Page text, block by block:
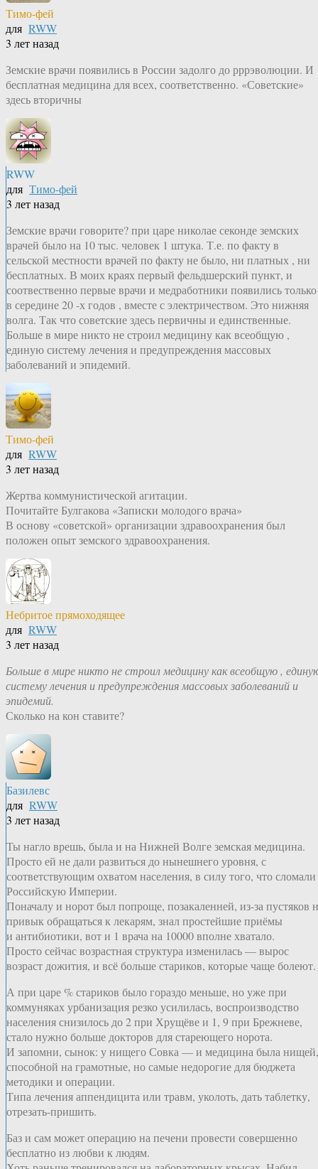
Тимо-фей
для RWW
3 лет назад
Земские врачи появились в России задолго до рррэволюции. И
бесплатная медицина для всех, соответственно. «Советские»
здесь вторичны
RWW
для Тимо-фей
3 лет назад
Земские врачи говорите? при царе николае секонде земских
врачей было на 10 тыс. человек 1 штука. Т.е. по факту в
сельской местности врачей по факту не было, ни платных , ни
бесплатных. В моих краях первый фельдшерский пункт, и
соотвественно первые врачи и медработники появились только
в середине 20 -х годов , вместе с электричеством. Это нижняя
волга. Так что советские здесь первичны и единственные.
Больше в мире никто не строил медицину как всеобщую ,
единую систему лечения и предупреждения массовых
заболеваний и эпидемий.
Тимо-фей
для RWW
3 лет назад
Жертва коммунистической агитации.
Почитайте Булгакова «Записки молодого врача»
В основу «советской» организации здравоохранения был
положен опыт земского здравоохранения.
Небритое прямоходящее
для RWW
3 лет назад
Больше в мире никто не строил медицину как всеобщую ,
систему лечения и предупреждения массовых заболеваний и
эпидемий.
Сколько на кон ставите?
Базилевс
для RWW
3 лет назад
Ты нагло врешь, была и на Нижней Волге земская медицина.
Просто ей не дали развиться до нынешнего уровня, с
соответствующим охватом населения, в силу того, что сломали
Российскую Империи.
Поначалу и норот был попроще, позакаленней, из-за пустяков
привык обращаться к лекарям, знал простейшие приёмы
и антибиотики, вот и 1 врача на 10000 вполне хватало.
Просто сейчас возрастная структура изменилась — вырос
возраст дожития, и всё больше стариков, которые чаще болеют.
А при царе % стариков было гораздо меньше, но уже при
коммуняках урбанизация резко усилилась, воспроизводство
населения снизилось до 2 при Хрущёве и 1, 9 при Брежневе,
стало нужно больше докторов для стареющего норота.
И запомни, сынок: у нищего Совка — и медицина была нищей,
способной на грамотные, но самые недорогие для бюджета
методики и операции.
Типа лечения аппендицита или травм, уколоть, дать таблетку,
отрезать-пришить.
Баз и сам может операцию на печени провести совершенно
бесплатно из любви к людям.